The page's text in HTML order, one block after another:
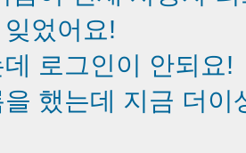
었어요!
로그인이 안되요!
했는데 지금 더이